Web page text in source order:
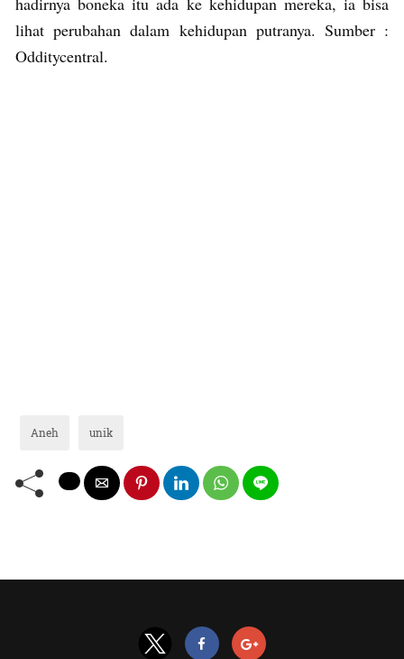
lihat perubahan dalam kehidupan putranya. Sumber :
Odditycentral.
Aneh unik